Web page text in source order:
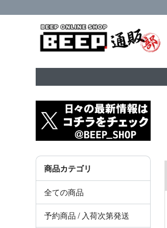
商品カテゴリ
全ての商品
予約商品 / 入荷次第発送